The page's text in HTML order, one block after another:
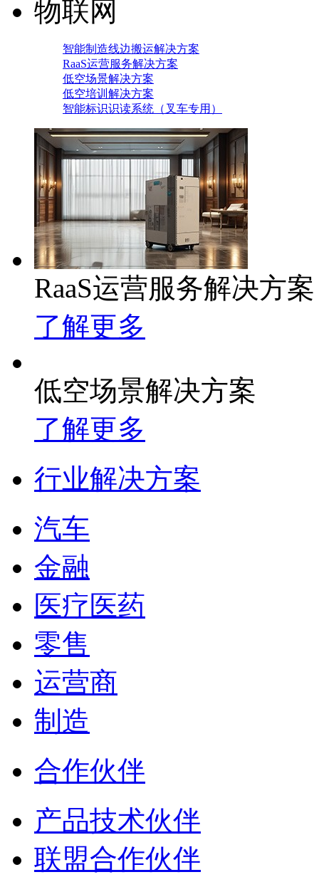
物联网
智能制造线边搬运解决方案
RaaS运营服务解决方案
低空场景解决方案
低空培训解决方案
智能标识识读系统（叉车专用）
RaaS运营服务解决方案
了解更多
低空场景解决方案
了解更多
行业解决方案
汽车
金融
医疗医药
零售
运营商
制造
合作伙伴
产品技术伙伴
联盟合作伙伴